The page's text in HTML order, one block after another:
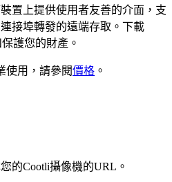
置上提供使用者友善的介面，支
接埠轉發的遠端存取。下載
護您的財產。
使用，請參閱價格 。
的Cootli攝像機的URL。